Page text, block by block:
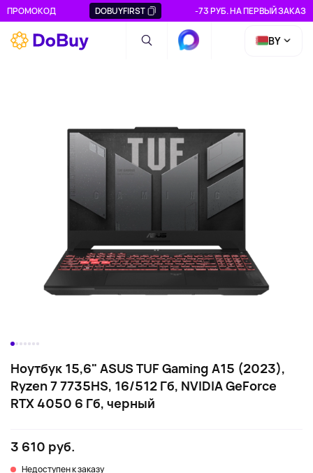
ПРОМОКОД DOBUYFIRST -73 РУБ. НА ПЕРВЫЙ ЗАКАЗ
BY
Ноутбук 15,6" ASUS TUF Gaming A15 (2023),
Ryzen 7 7735HS, 16/512 Гб, NVIDIA GeForce
RTX 4050 6 Гб, черный
3 610 руб.
Недоступен к заказу